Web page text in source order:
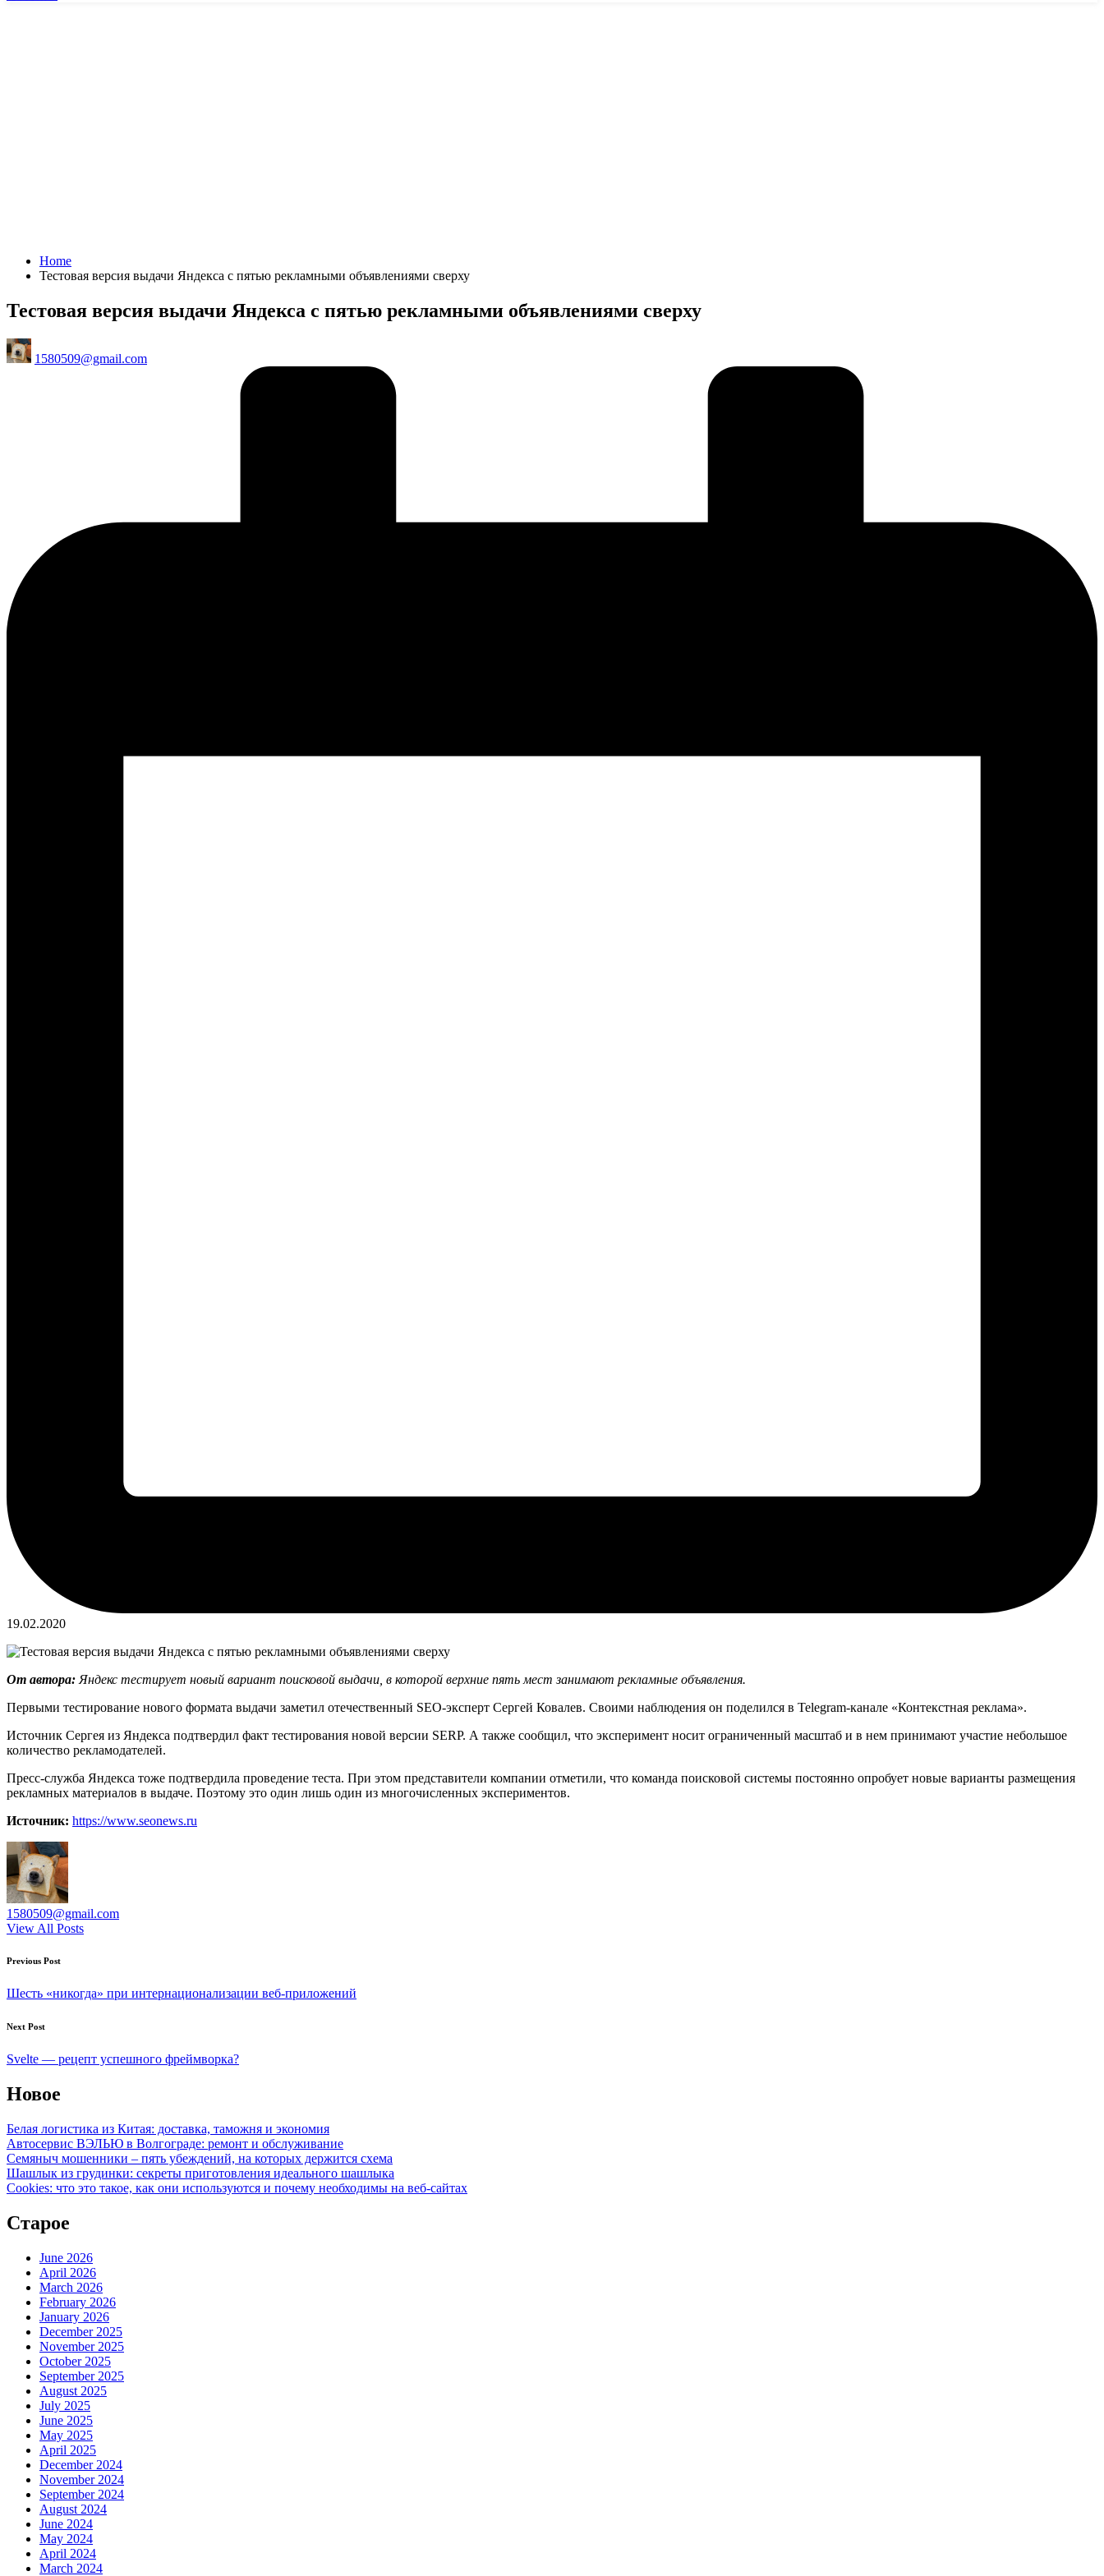
Home
Тестовая версия выдачи Яндекса с пятью рекламными объявлениями сверху
Тестовая версия выдачи Яндекса с пятью рекламными объявлениями сверху
Posted
by
1580509@gmail.com
19.02.2020
От автора: Яндекс тестирует новый вариант поисковой выдачи, в которой верхние пять мест занимают рекламные объявления.
Первыми тестирование нового формата выдачи заметил отечественный SEO-эксперт Сергей Ковалев. Своими наблюдения он поделился в Telegram-канале «Контекстная реклама».
Источник Сергея из Яндекса подтвердил факт тестирования новой версии SERP. А также сообщил, что эксперимент носит ограниченный масштаб и в нем принимают участие небольшое
количество рекламодателей.
Пресс-служба Яндекса тоже подтвердила проведение теста. При этом представители компании отметили, что команда поисковой системы постоянно опробует новые варианты размещения
рекламных материалов в выдаче. Поэтому это один лишь один из многочисленных экспериментов.
Источник: https://www.seonews.ru
1580509@gmail.com
View All Posts
Post
navigation
Previous Post
Шесть «никогда» при интернационализации веб-приложений
Next Post
Svelte — рецепт успешного фреймворка?
Новое
Белая логистика из Китая: доставка, таможня и экономия
Автосервис ВЭЛЬЮ в Волгограде: ремонт и обслуживание
Семяныч мошенники – пять убеждений, на которых держится схема
Шашлык из грудинки: секреты приготовления идеального шашлыка
Cookies: что это такое, как они используются и почему необходимы на веб-сайтах
Старое
June 2026
April 2026
March 2026
February 2026
January 2026
December 2025
November 2025
October 2025
September 2025
August 2025
July 2025
June 2025
May 2025
April 2025
December 2024
November 2024
September 2024
August 2024
June 2024
May 2024
April 2024
March 2024